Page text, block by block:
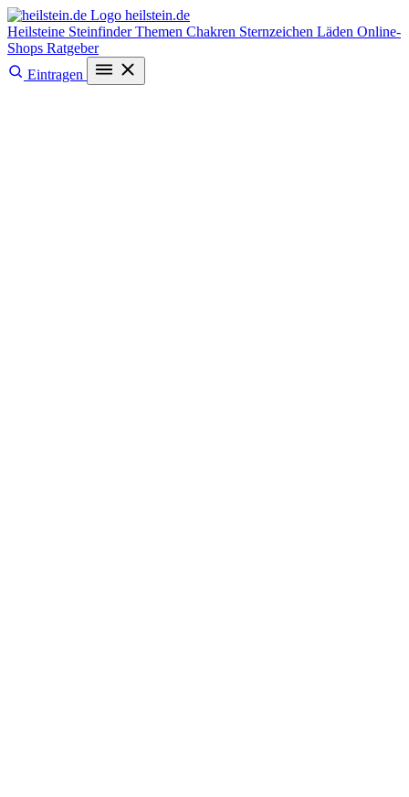
heilstein.de
Heilsteine SteinfinderThemen Chakren Sternzeichen Läden Online-
Shops Ratgeber
Eintragen